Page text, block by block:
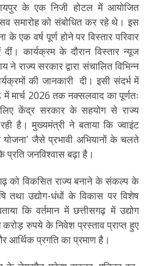
के एक निजी होटल में आयोजित
समारोह को संबोधित कर रहे थे। इस
एक वर्ष पूर्ण होने पर विस्तार परिवार
कार्यक्रम के दौरान विस्तार न्यूज
राज्य सरकार द्वारा संचालित विभिन्न
की जानकारी दी। इसी संदर्भ में
मार्च 2026 तक नक्सलवाद का पूर्णतः
केंद्र सरकार के सहयोग से राज्य
है। मुख्यमंत्री ने बताया कि ज्वाइंट
जैसे प्रभावी अभियानों के चलते
प्रति जनविश्वास बढ़ा है।
को विकसित राज्य बनाने के संकल्प के
तथा उद्योग-धंधों के विकास पर विशेष
कि वर्तमान में छत्तीसगढ़ में उद्योग
रुपये के निवेश प्रस्ताव प्राप्त हुए
आर्थिक प्रगति का प्रमाण है।